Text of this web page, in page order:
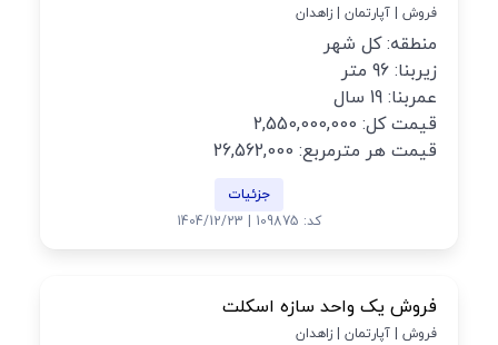
فروش | آپارتمان | زاهدان
منطقه: کل شهر
زیربنا: 96 متر
عمربنا: 19 سال
قیمت کل: 2,550,000,000
قیمت هر مترمربع: 26,562,000
جزئیات
کد: 109875 | 1404/12/23
فروش یک واحد سازه اسکلت
فروش | آپارتمان | زاهدان